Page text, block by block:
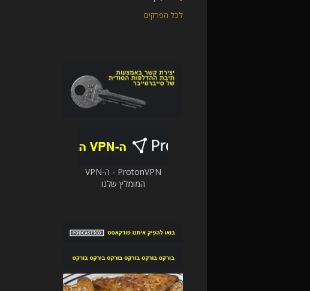
לכל הפרקים
ProtonVPN - ה-VPN
המומלץ שלנו